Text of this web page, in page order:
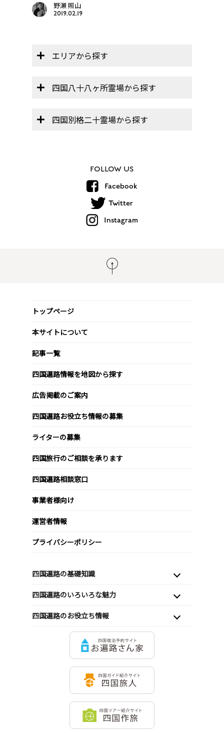
野瀬 照山
2019.02.19
エリアから探す
四国八十八ヶ所霊場から探す
四国別格二十霊場から探す
FOLLOW US
Facebook
Twitter
Instagram
トップページ
本サイトについて
記事一覧
四国遍路情報を地図から探す
広告掲載のご案内
四国遍路お役立ち情報の募集
ライターの募集
四国旅行のご相談を承ります
四国遍路相談窓口
事業者様向け
運営者情報
プライバシーポリシー
四国遍路の基礎知識
四国遍路のいろいろな魅力
四国遍路のお役立ち情報